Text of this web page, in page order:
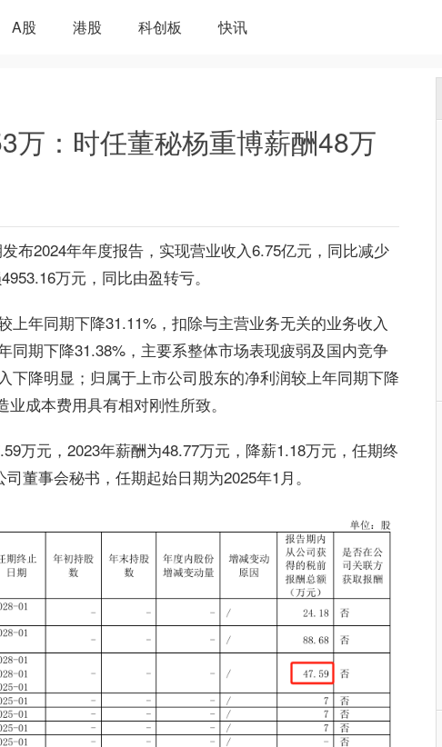
A股 港股 科创板 快讯
万：时任董秘杨重博薪酬48万
布2024年年度报告，实现营业收入6.75亿元，同比减少
万元，同比由盈转亏。
上年同期下降31.11%，扣除与主营业务无关的业务收入
同期下降31.38%，主要系整体市场表现疲弱及国内竞争
下降明显；归属于上市公司股东的净利润较上年同期下降
成本费用具有相对刚性所致。
万元，2023年薪酬为48.77万元，降薪1.18万元，任期终
董事会秘书，任期起始日期为2025年1月。